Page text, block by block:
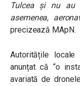
Tulcea și nu au
asemenea,
precizează MApN.
Autoritățile
anunțat că “o
avariată de